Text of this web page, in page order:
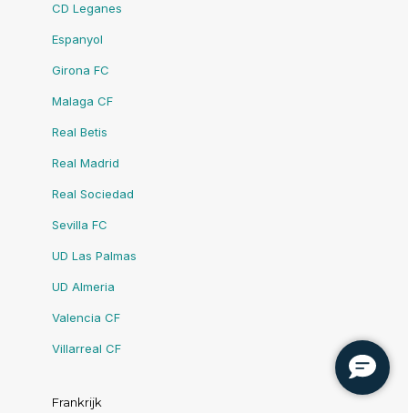
CD Leganes
Espanyol
Girona FC
Malaga CF
Real Betis
Real Madrid
Real Sociedad
Sevilla FC
UD Las Palmas
UD Almeria
Valencia CF
Villarreal CF
Frankrijk